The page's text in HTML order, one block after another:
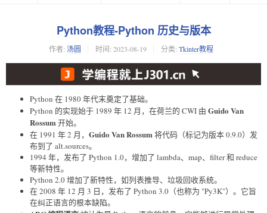
Python教程-Python 历史与版本
作者: 汤圆 时间: 2023-08-19 分类: Tkinter教程
Python 在 1980 年代末奠定了基础。
Python 的实现始于 1989 年 12 月，在荷兰的 CWI 由 Guido Van
Rossum 开始。
在 1991 年 2 月， Guido Van Rossum 将代码（标记为版本 0.9.0）发
布到了 alt.sources。
1994 年，发布了 Python 1.0，增加了 lambda、map、filter 和 reduce
等新特性。
Python 2.0 增加了新特性，如列表推导、垃圾回收系统。
在 2008 年 12 月 3 日，发布了 Python 3.0（也称为 "Py3K"）。它旨
在纠正语言的根本缺陷。